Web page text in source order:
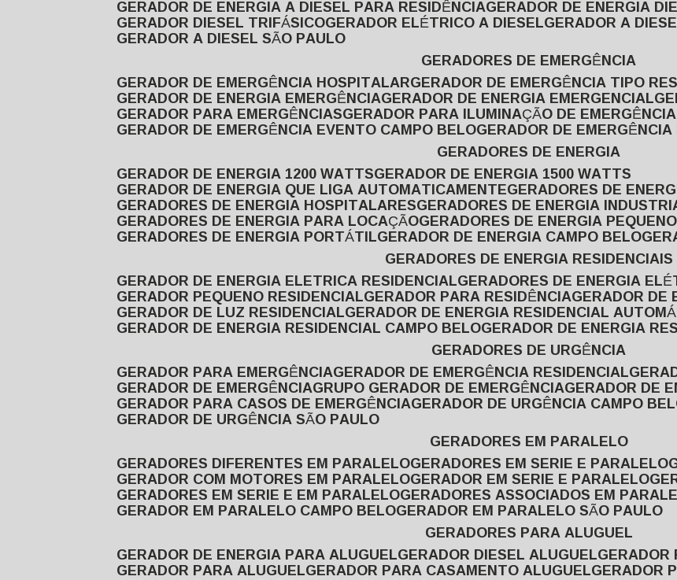
GERADOR DE ENERGIA A DIESEL PARA RESIDÊNCIA GERADOR DE ENERGIA
GERADOR DIESEL TRIFÁSICO GERADOR ELÉTRICO A DIESEL GERADOR A
GERADOR A DIESEL SÃO PAULO
GERADORES DE EMERGÊNCIA
GERADOR DE EMERGÊNCIA HOSPITALAR GERADOR DE EMERGÊNCIA TIPO
GERADOR DE ENERGIA EMERGÊNCIA GERADOR DE ENERGIA EMERGENCIAL
GERADOR PARA EMERGÊNCIAS GERADOR PARA ILUMINAÇÃO DE EMERGÊNCIA
GERADOR DE EMERGÊNCIA EVENTO CAMPO BELO GERADOR DE
GERADORES DE ENERGIA
GERADOR DE ENERGIA 1200 WATTS GERADOR DE ENERGIA 1500 WATTS
GERADOR DE ENERGIA QUE LIGA AUTOMATICAMENTE GERADORES DE
GERADORES DE ENERGIA HOSPITALARES GERADORES DE ENERGIA
GERADORES DE ENERGIA PARA LOCAÇÃO GERADORES DE ENERGIA
GERADORES DE ENERGIA PORTÁTIL GERADOR DE ENERGIA CAMPO BELO
GERADORES DE ENERGIA RESIDENCIAIS
GERADOR DE ENERGIA ELETRICA RESIDENCIAL GERADORES DE ENERGIA
GERADOR PEQUENO RESIDENCIAL GERADOR PARA RESIDÊNCIA GERADOR
GERADOR DE LUZ RESIDENCIAL GERADOR DE ENERGIA RESIDENCIAL
GERADOR DE ENERGIA RESIDENCIAL CAMPO BELO GERADOR DE ENERGIA
GERADORES DE URGÊNCIA
GERADOR PARA EMERGÊNCIA GERADOR DE EMERGÊNCIA RESIDENCIAL
GERADOR DE EMERGÊNCIA GRUPO GERADOR DE EMERGÊNCIA GERADOR DE
GERADOR PARA CASOS DE EMERGÊNCIA GERADOR DE URGÊNCIA CAMPO
GERADOR DE URGÊNCIA SÃO PAULO
GERADORES EM PARALELO
GERADORES DIFERENTES EM PARALELO GERADORES EM SERIE E PARALELO
GERADOR COM MOTORES EM PARALELO GERADOR EM SERIE E PARALELO
GERADORES EM SERIE E EM PARALELO GERADORES ASSOCIADOS EM
GERADOR EM PARALELO CAMPO BELO GERADOR EM PARALELO SÃO PAULO
GERADORES PARA ALUGUEL
GERADOR DE ENERGIA PARA ALUGUEL GERADOR DIESEL ALUGUEL
GERADOR PARA ALUGUEL GERADOR PARA CASAMENTO ALUGUEL